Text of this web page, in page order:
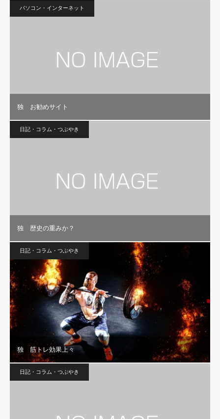
パソコン・インターネット
独 お勧めサイト
日記・コラム・つぶやき
独 歴史の重みか？
日記・コラム・つぶやき
独 筋トレ効果上々
日記・コラム・つぶやき